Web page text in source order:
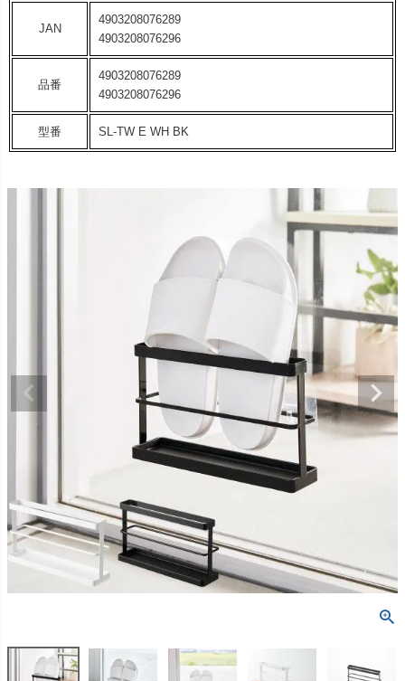
JAN
4903208076289
4903208076296
品番
4903208076289
4903208076296
型番 SL-TW E WH BK